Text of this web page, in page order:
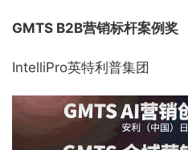
GMTS B2B营销标杆案例奖
IntelliPro英特利普集团